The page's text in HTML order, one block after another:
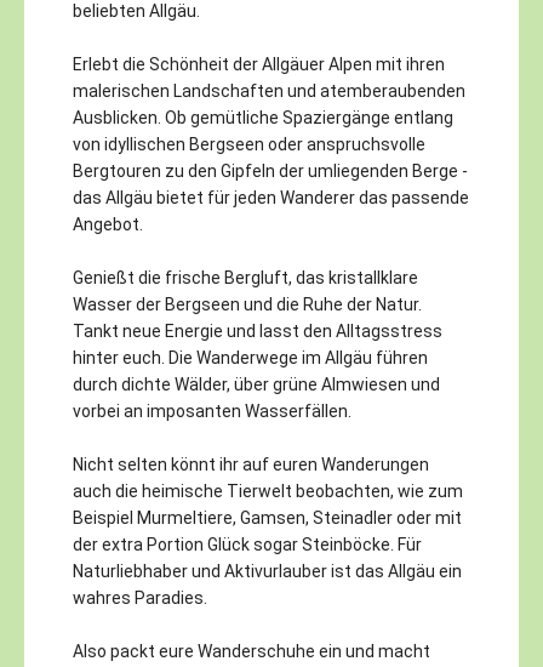
beliebten Allgäu.
Erlebt die Schönheit der Allgäuer Alpen mit ihren
malerischen Landschaften und atemberaubenden
Ausblicken. Ob gemütliche Spaziergänge entlang
von idyllischen Bergseen oder anspruchsvolle
Bergtouren zu den Gipfeln der umliegenden Berge -
das Allgäu bietet für jeden Wanderer das passende
Angebot.
Genießt die frische Bergluft, das kristallklare
Wasser der Bergseen und die Ruhe der Natur.
Tankt neue Energie und lasst den Alltagsstress
hinter euch. Die Wanderwege im Allgäu führen
durch dichte Wälder, über grüne Almwiesen und
vorbei an imposanten Wasserfällen.
Nicht selten könnt ihr auf euren Wanderungen
auch die heimische Tierwelt beobachten, wie zum
Beispiel Murmeltiere, Gamsen, Steinadler oder mit
der extra Portion Glück sogar Steinböcke. Für
Naturliebhaber und Aktivurlauber ist das Allgäu ein
wahres Paradies.
Also packt eure Wanderschuhe ein und macht